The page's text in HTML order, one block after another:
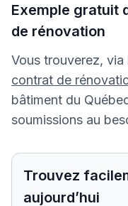
Exemple gratuit
de rénovation
Vous trouverez, via
contrat de
bâtiment du
soumissions au
Trouvez
aujourd’hui